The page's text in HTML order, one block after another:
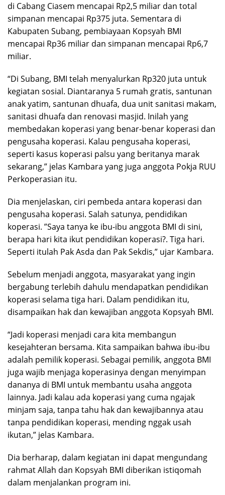
di Cabang Ciasem mencapai Rp2,5 miliar dan total
simpanan mencapai Rp375 juta. Sementara di
Kabupaten Subang, pembiayaan Kopsyah BMI
mencapai Rp36 miliar dan simpanan mencapai Rp6,7
miliar.
“Di Subang, BMI telah menyalurkan Rp320 juta untuk
kegiatan sosial. Diantaranya 5 rumah gratis, santunan
anak yatim, santunan dhuafa, dua unit sanitasi makam,
sanitasi dhuafa dan renovasi masjid. Inilah yang
membedakan koperasi yang benar-benar koperasi dan
pengusaha koperasi. Kalau pengusaha koperasi,
seperti kasus koperasi palsu yang beritanya marak
sekarang,” jelas Kambara yang juga anggota Pokja RUU
Perkoperasian itu.
Dia menjelaskan, ciri pembeda antara koperasi dan
pengusaha koperasi. Salah satunya, pendidikan
koperasi. ”Saya tanya ke ibu-ibu anggota BMI di sini,
berapa hari kita ikut pendidikan koperasi?. Tiga hari.
Seperti itulah Pak Asda dan Pak Sekdis,” ujar Kambara.
Sebelum menjadi anggota, masyarakat yang ingin
bergabung terlebih dahulu mendapatkan pendidikan
koperasi selama tiga hari. Dalam pendidikan itu,
disampaikan hak dan kewajiban anggota Kopsyah BMI.
“Jadi koperasi menjadi cara kita membangun
kesejahteran bersama. Kita sampaikan bahwa ibu-ibu
adalah pemilik koperasi. Sebagai pemilik, anggota BMI
juga wajib menjaga koperasinya dengan menyimpan
dananya di BMI untuk membantu usaha anggota
lainnya. Jadi kalau ada koperasi yang cuma ngajak
minjam saja, tanpa tahu hak dan kewajibannya atau
tanpa pendidikan koperasi, mending nggak usah
ikutan,” jelas Kambara.
Dia berharap, dalam kegiatan ini dapat mengundang
rahmat Allah dan Kopsyah BMI diberikan istiqomah
dalam menjalankan program ini.